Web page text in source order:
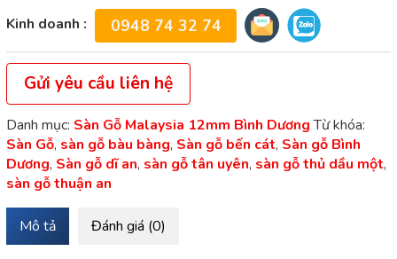
Kinh doanh : 0948 74 32 74
Gửi yêu cầu liên hệ
Danh mục: Sàn Gỗ Malaysia 12mm Bình Dương Từ khóa:
Sàn Gỗ, sàn gỗ bàu bàng, Sàn gỗ bến cát, Sàn gỗ Bình
Dương, Sàn gỗ dĩ an, sàn gỗ tân uyên, sàn gỗ thủ dầu một,
sàn gỗ thuận an
Mô tả Đánh giá (0)